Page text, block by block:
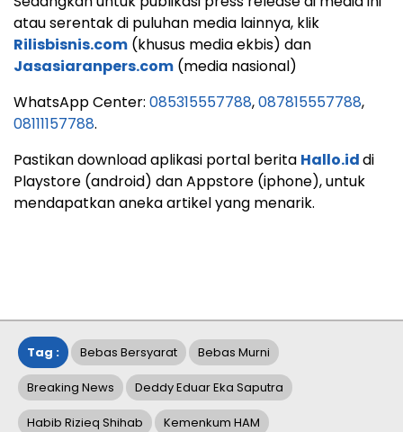
atau serentak di puluhan media lainnya, klik
Rilisbisnis.com (khusus media ekbis) dan
Jasasiaranpers.com (media nasional)
WhatsApp Center: 085315557788,087815557788,
08111157788.
Pastikan download aplikasi portal berita Hallo.iddi
Playstore (android) dan Appstore (iphone), untuk
mendapatkan aneka artikel yang menarik.
Tag : Bebas Bersyarat Bebas Murni
Breaking News Deddy Eduar Eka Saputra
Habib Rizieq Shihab Kemenkum HAM